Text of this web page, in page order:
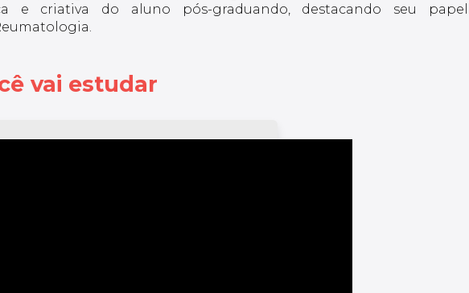
e criativa do aluno pós-graduando, destacando seu papel
vai estudar